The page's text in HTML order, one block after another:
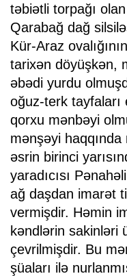
təbiətli torpağı
Qarabağ dağ
Kür-Araz
tarixən döyüşkən,
əbədi yurdu
oğuz-terk
qorxu mənbəyi
mənşəyi
əsrin birinci
yaradıcısı
ağ daşdan imarət
vermişdir. Həmin
kəndlərin sakinləri
çevrilmişdir. Bu
şüaları ilə